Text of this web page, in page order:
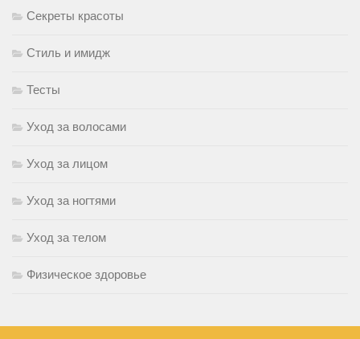
Секреты красоты
Стиль и имидж
Тесты
Уход за волосами
Уход за лицом
Уход за ногтями
Уход за телом
Физическое здоровье